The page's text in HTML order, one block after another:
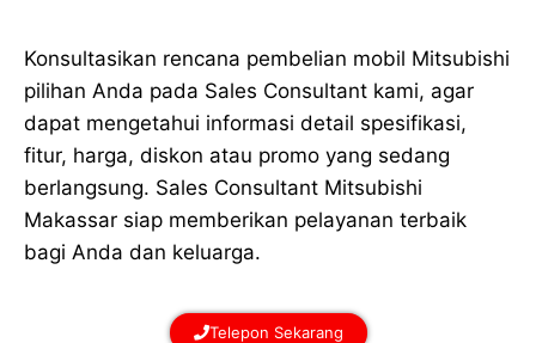
Konsultasikan rencana pembelian mobil Mitsubishi
pilihan Anda pada Sales Consultant kami, agar
dapat mengetahui informasi detail spesifikasi,
fitur, harga, diskon atau promo yang sedang
berlangsung. Sales Consultant Mitsubishi
Makassar siap memberikan pelayanan terbaik
bagi Anda dan keluarga.
Telepon Sekarang